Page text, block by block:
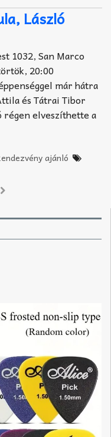
László
1032, San Marco
20:00
már hátra
és Tátrai Tibor
régen elveszíthette a
ajánló